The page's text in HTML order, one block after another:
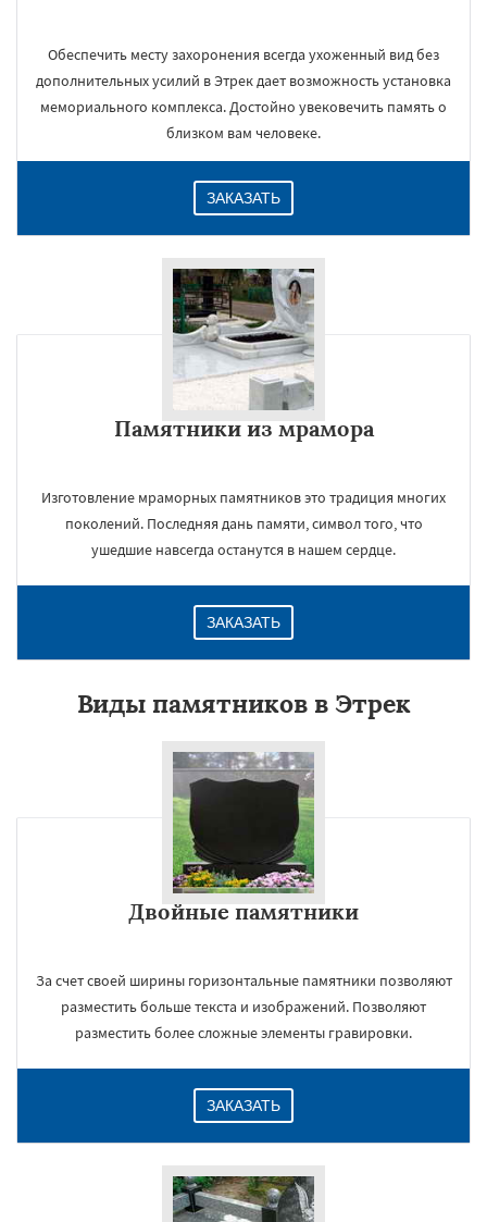
Обеспечить месту захоронения всегда ухоженный вид без
дополнительных усилий в Этрек дает возможность установка
мемориального комплекса. Достойно увековечить память о
близком вам человеке.
ЗАКАЗАТЬ
Памятники из мрамора
Изготовление мраморных памятников это традиция многих
поколений. Последняя дань памяти, символ того, что
ушедшие навсегда останутся в нашем сердце.
ЗАКАЗАТЬ
Виды памятников в Этрек
Двойные памятники
За счет своей ширины горизонтальные памятники позволяют
разместить больше текста и изображений. Позволяют
разместить более сложные элементы гравировки.
ЗАКАЗАТЬ